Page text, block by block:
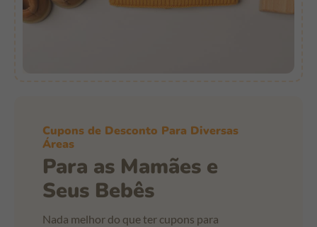
Cupons de Desconto Para Diversas
Áreas
Para as Mamães e
Seus Bebês
Nada melhor do que ter cupons para